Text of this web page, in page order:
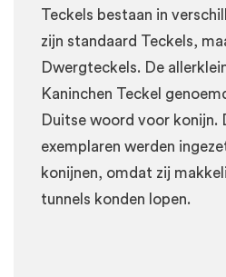
Teckels bestaan in
zijn standaard Teckels,
Dwergteckels. De
Kaninchen Teckel
Duitse woord voor konijn.
exemplaren werden
konijnen, omdat zij
tunnels konden lopen.